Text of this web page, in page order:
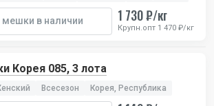
мешки в наличии 1 730 ₽/кг
Крупн.опт 1 470 ₽/кг
Корея 085, 3 лота
Всесезон Корея, Республика